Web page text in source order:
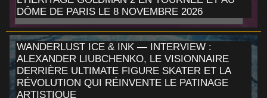
DÔME DE PARIS LE 8 NOVEMBRE 2026
WANDERLUST ICE & INK — INTERVIEW :
ALEXANDER LIUBCHENKO, LE VISIONNAIRE
DERRIÈRE ULTIMATE FIGURE SKATER ET LA
RÉVOLUTION QUI RÉINVENTE LE PATINAGE
ARTISTIQUE